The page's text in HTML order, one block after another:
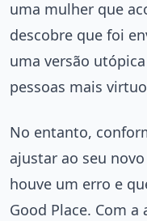
uma mulher que
descobre que foi
uma versão
pessoas mais
No entanto,
ajustar ao seu
houve um erro e
Good Place. Com